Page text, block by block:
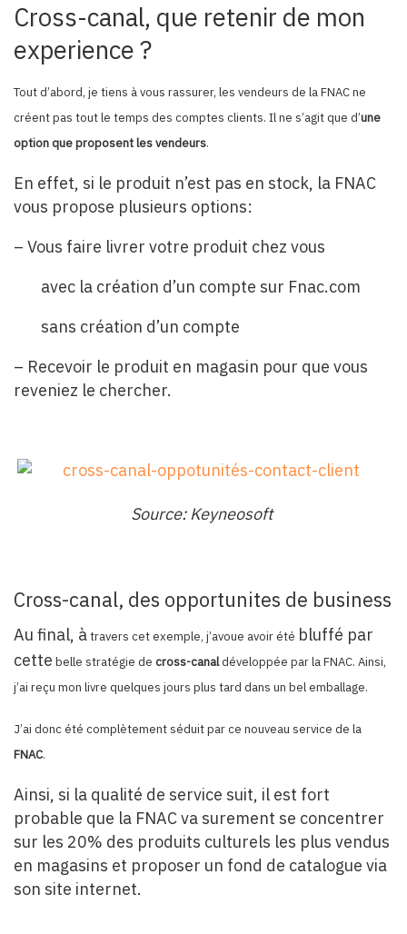
Cross-canal, que retenir de mon
experience ?
Tout d’abord, je tiens à vous rassurer, les vendeurs de la FNAC ne
créent pas tout le temps des comptes clients. Il ne s’agit que d’une
option que proposent les vendeurs.
En effet, si le produit n’est pas en stock, la FNAC
vous propose plusieurs options:
– Vous faire livrer votre produit chez vous
avec la création d’un compte sur Fnac.com
sans création d’un compte
– Recevoir le produit en magasin pour que vous
reveniez le chercher.
Source: Keyneosoft
Cross-canal, des opportunites de business
Au final, àtravers cet exemple, j’avoue avoir été bluffé par
cette belle stratégie de cross-canaldéveloppée par la FNAC. Ainsi,
j’ai reçu mon livre quelques jours plus tard dans un bel emballage.
J’ai donc été complètement séduit par ce nouveau service de la
FNAC.
Ainsi, si la qualité de service suit, il est fort
probable que la FNAC va surement se concentrer
sur les 20% des produits culturels les plus vendus
en magasins et proposer un fond de catalogue via
son site internet.